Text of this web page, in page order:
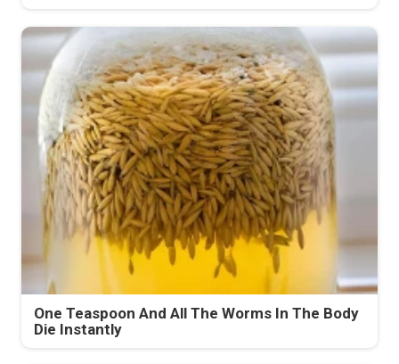
One Teaspoon And All The Worms In The Body
Die Instantly